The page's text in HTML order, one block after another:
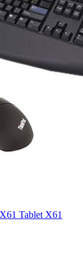
Tablet X61